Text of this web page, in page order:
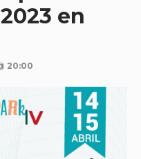
en
20:00